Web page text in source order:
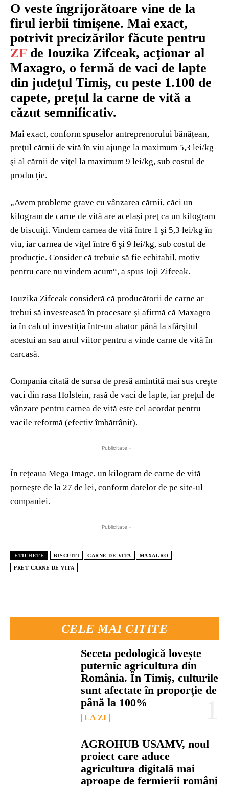
CELE MAI CITITE
Seceta pedologică lovește
puternic agricultura din
România. În Timiș, culturile
sunt afectate în proporție de
până la 100%
LA ZI
AGROHUB USAMV, noul
proiect care aduce
agricultura digitală mai
aproape de fermierii români
O veste îngrijorătoare vine de la
firul ierbii timișene. Mai exact,
potrivit precizărilor făcute pentru
ZF de Iouzika Zifceak, acţionar al
Maxagro, o fermă de vaci de lapte
din judeţul Timiş, cu peste 1.100 de
capete, prețul la carne de vită a
căzut semnificativ.
Mai exact, conform spuselor antreprenorului bănățean,
preţul cărnii de vită în viu ajunge la maximum 5,3 lei/kg
şi al cărnii de viţel la maximum 9 lei/kg, sub costul de
producţie.
„Avem probleme grave cu vânzarea cărnii, căci un
kilogram de carne de vită are acelaşi preţ ca un kilogram
de biscuiţi. Vindem carnea de vită între 1 şi 5,3 lei/kg în
viu, iar carnea de viţel între 6 şi 9 lei/kg, sub costul de
producţie. Consider că trebuie să fie echitabil, motiv
pentru care nu vindem acum“, a spus Ioji Zifceak.
Iouzika Zifceak consideră că producătorii de carne ar
trebui să investească în procesare şi afirmă că Maxagro
ia în calcul investiţia într-un abator până la sfârşitul
acestui an sau anul viitor pentru a vinde carne de vită în
carcasă.
Compania citată de sursa de presă amintită mai sus creşte
vaci din rasa Holstein, rasă de vaci de lapte, iar preţul de
vânzare pentru carnea de vită este cel acordat pentru
vacile reformă (efectiv îmbătrânit).
- Publicitate -
În rețeaua Mega Image, un kilogram de carne de vită
porneşte de la 27 de lei, conform datelor de pe site-ul
companiei.
- Publicitate -
ETICHETE BISCUITI CARNE DE VITA MAXAGRO
PRET CARNE DE VITA